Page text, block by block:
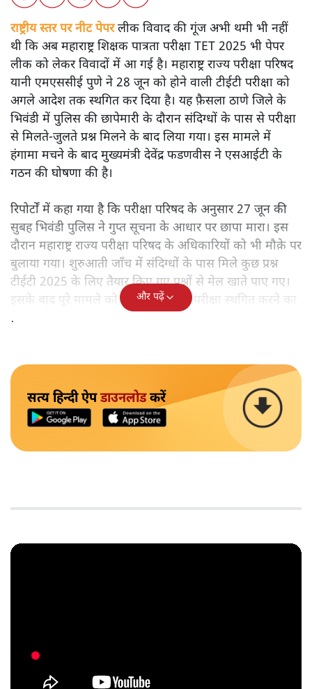
राष्ट्रीय स्तर पर नीट पेपरलीक विवाद की गूंज अभी थमी भी नहीं
थी कि अब महाराष्ट्र शिक्षक पात्रता परीक्षा TET 2025 भी पेपर
लीक को लेकर विवादों में आ गई है। महाराष्ट्र राज्य परीक्षा परिषद
यानी एमएससीई पुणे ने 28 जून को होने वाली टीईटी परीक्षा को
अगले आदेश तक स्थगित कर दिया है। यह फ़ैसला ठाणे जिले के
भिवंडी में पुलिस की छापेमारी के दौरान संदिग्धों के पास से परीक्षा
से मिलते-जुलते प्रश्न मिलने के बाद लिया गया। इस मामले में
हंगामा मचने के बाद मुख्यमंत्री देवेंद्र फडणवीस ने एसआईटी के
गठन की घोषणा की है।
रिपोर्टों में कहा गया है कि परीक्षा परिषद के अनुसार 27 जून की
सुबह भिवंडी पुलिस ने गुप्त सूचना के आधार पर छापा मारा। इस
दौरान महाराष्ट्र राज्य परीक्षा परिषद के अधिकारियों को भी मौक़े पर
बुलाया गया। शुरुआती जाँच में संदिग्धों के पास मिले कुछ प्रश्न
टीईटी 2025 के लिए तैयार किए गए प्रश्नों से मेल खाते पाए गए।
इसके बाद पूरे मामले को गंभीर मानते हुए परीक्षा स्थगित करने का
फ़ैसला लिया गया।
और पढ़ें
सत्य हिन्दी ऐपडाउनलोडकरें